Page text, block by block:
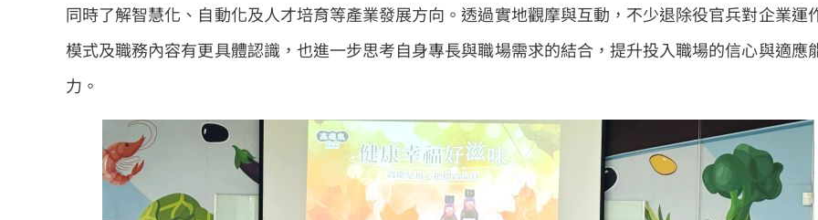
同時了解智慧化、自動化及人才培育等產業發展方向。透過實地觀摩與互動，不少退除役官兵對企業運
模式及職務內容有更具體認識，也進一步思考自身專長與職場需求的結合，提升投入職場的信心與適應
力。